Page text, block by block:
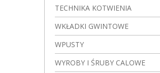
TECHNIKA KOTWIENIA
WKŁADKI GWINTOWE
WPUSTY
WYROBY I ŚRUBY CALOWE